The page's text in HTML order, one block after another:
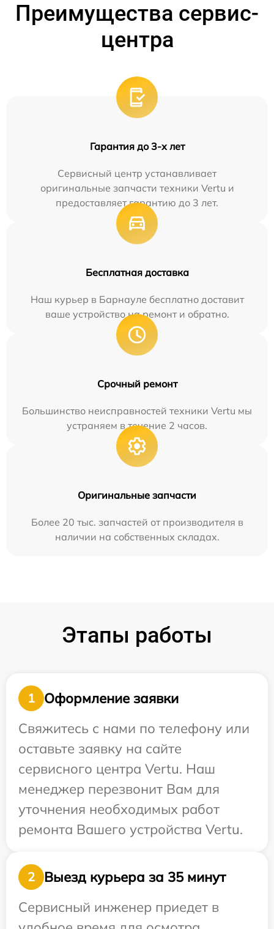
Преимущества сервис-
центра
Гарантия до 3-х лет
Сервисный центр устанавливает
оригинальные запчасти техники Vertu и
предоставляет гарантию до 3 лет.
Бесплатная доставка
Наш курьер в Барнауле бесплатно доставит
ваше устройство на ремонт и обратно.
Срочный ремонт
Большинство неисправностей техники Vertu мы
устраняем в течение 2 часов.
Оригинальные запчасти
Более 20 тыс. запчастей от производителя в
наличии на собственных складах.
Этапы работы
1
Оформление заявки
Свяжитесь с нами по телефону или
оставьте заявку на сайте
сервисного центра Vertu. Наш
менеджер перезвонит Вам для
уточнения необходимых работ
ремонта Вашего устройства Vertu.
2
Выезд курьера за 35 минут
Сервисный инженер приедет в